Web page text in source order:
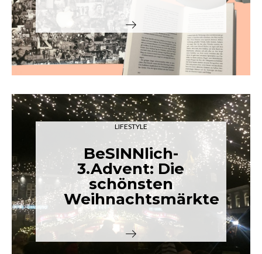
LIFESTYLE
BeSINNlich-
3.Advent: Die
schönsten
Weihnachtsmärkte